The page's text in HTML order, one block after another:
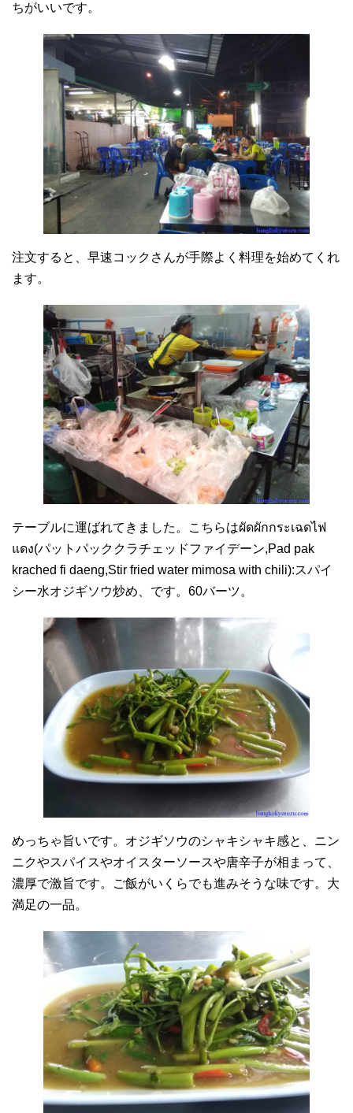
ちがいいです。
注文すると、早速コックさんが手際よく料理を始めてくれ
ます。
テーブルに運ばれてきました。こちらはผัดผักกระเฉดไฟ
แดง(パットパッククラチェッドファイデーン,Pad pak
krached fi daeng,Stir fried water mimosa with chili):スパイ
シー水オジギソウ炒め、です。60バーツ。
めっちゃ旨いです。オジギソウのシャキシャキ感と、ニン
ニクやスパイスやオイスターソースや唐辛子が相まって、
濃厚で激旨です。ご飯がいくらでも進みそうな味です。大
満足の一品。